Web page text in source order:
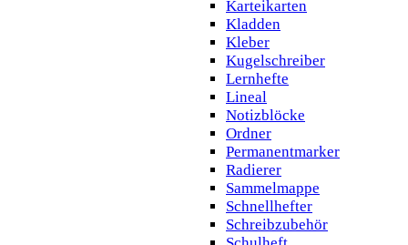
Karteikarten
Kladden
Kleber
Kugelschreiber
Lernhefte
Lineal
Notizblöcke
Ordner
Permanentmarker
Radierer
Sammelmappe
Schnellhefter
Schreibzubehör